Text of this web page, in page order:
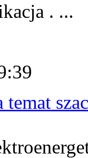
. ...
temat